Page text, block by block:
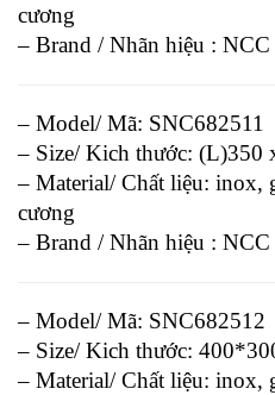
cương
– Brand / Nhãn hiệu : NCC
– Model/ Mã: SNC682511
– Size/ Kich thước: (L)350
– Material/ Chất liệu: inox,
cương
– Brand / Nhãn hiệu : NCC
– Model/ Mã: SNC682512
– Size/ Kich thước:
– Material/ Chất liệu: inox,